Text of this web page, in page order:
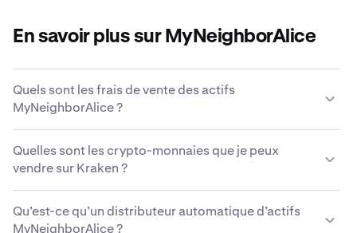
En savoir plus sur MyNeighborAlice
Quels sont les frais de vente des actifs
MyNeighborAlice ?
sur le volume de la transaction, le type d’actif, la
méthode de paiement et les conditions du marché.
savoir plus sur la grille tarifaire de Kraken.
Quelles sont les crypto-monnaies que je peux
vendre sur Kraken ?
plus de 200 crypto-monnaies, y compris des actifs
Qu’est-ce qu’un distributeur automatique d’actifs
MyNeighborAlice ?